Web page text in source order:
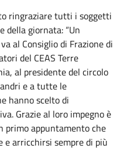
ringraziare tutti i soggetti
della giornata: “Un
al Consiglio di Frazione di
del CEAS Terre
al presidente del circolo
e a tutte le
hanno scelto di
Grazie al loro impegno è
primo appuntamento che
e arricchirsi sempre di più